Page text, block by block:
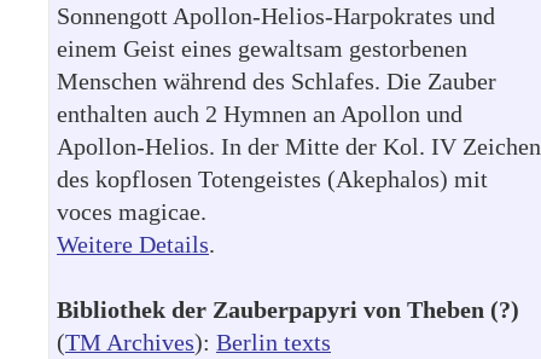
Sonnengott Apollon-Helios-Harpokrates und
einem Geist eines gewaltsam gestorbenen
Menschen während des Schlafes. Die Zauber
enthalten auch 2 Hymnen an Apollon und
Apollon-Helios. In der Mitte der Kol. IV Zeichen
des kopflosen Totengeistes (Akephalos) mit
voces magicae.
Weitere Details.
Bibliothek der Zauberpapyri von Theben (?)
(TM Archives): Berlin texts